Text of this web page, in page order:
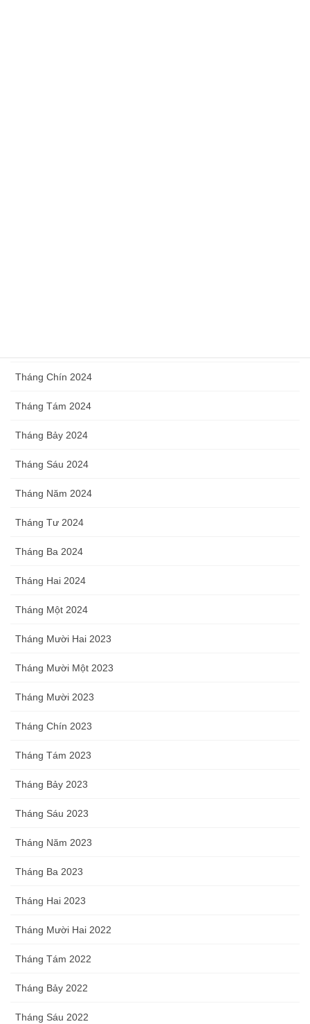
Tháng Chín 2024
Tháng Tám 2024
Tháng Bảy 2024
Tháng Sáu 2024
Tháng Năm 2024
Tháng Tư 2024
Tháng Ba 2024
Tháng Hai 2024
Tháng Một 2024
Tháng Mười Hai 2023
Tháng Mười Một 2023
Tháng Mười 2023
Tháng Chín 2023
Tháng Tám 2023
Tháng Bảy 2023
Tháng Sáu 2023
Tháng Năm 2023
Tháng Ba 2023
Tháng Hai 2023
Tháng Mười Hai 2022
Tháng Tám 2022
Tháng Bảy 2022
Tháng Sáu 2022